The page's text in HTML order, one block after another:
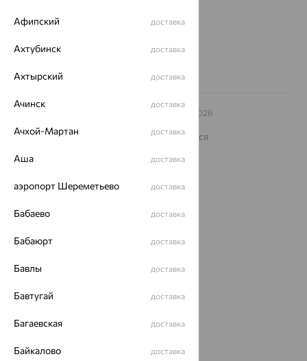
8 (800) 250-02-30
– 2026
На информационном ресурсе применяются
Афипский доставка
Ахтубинск доставка
Ахтырский доставка
Ачинск доставка
Ачхой-Мартан доставка
Аша доставка
аэропорт Шереметьево доставка
Бабаево доставка
Бабаюрт доставка
Бавлы доставка
Бавтугай доставка
Багаевская доставка
Байкалово доставка